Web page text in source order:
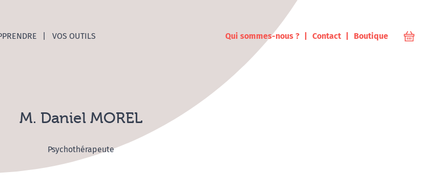
Campus
VOS OUTILS Qui sommes-nous ? Contact Boutique
M. Daniel MOREL
Psychothérapeute